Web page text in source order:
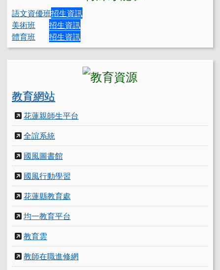
語文資優班招生資訊
美術班
招生資訊
體育班
招生資訊
教育網站
花蓮親師生平台
全誼系統
國風圖書館
國風行動學習
花蓮縣教育處
均一教育平台
教育雲
教師在職進修網